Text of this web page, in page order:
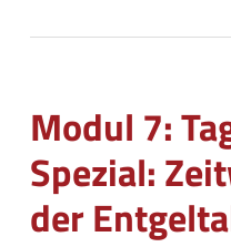
Modul 7:
Spezial:
der